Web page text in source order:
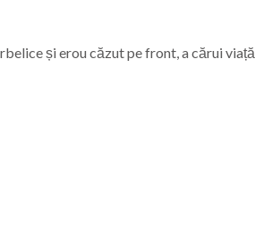
și erou căzut pe front, a cărui viață